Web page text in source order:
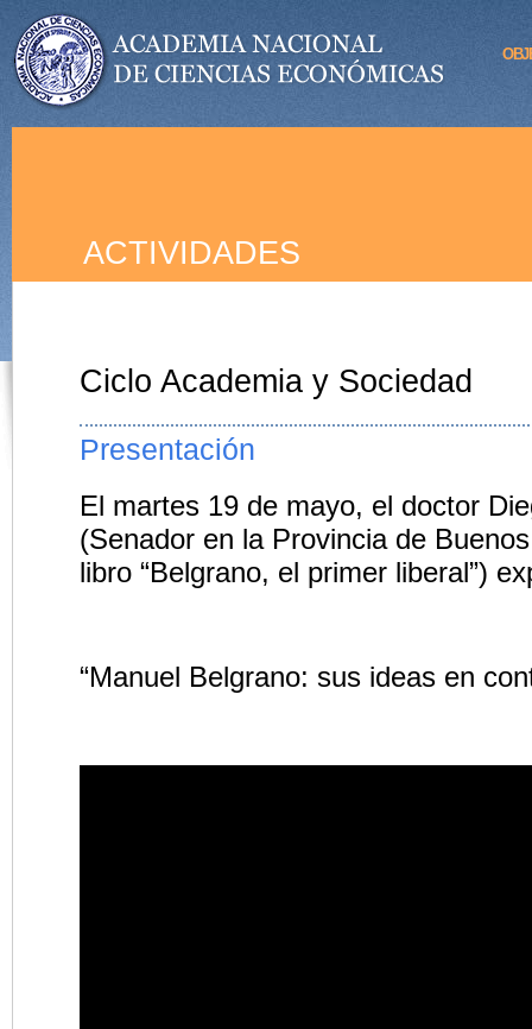
ACTIVIDADES
Ciclo Academia y Sociedad
Presentación
El martes 19 de mayo, el doctor
(Senador en la Provincia de
libro “Belgrano, el primer liberal”)
“Manuel Belgrano: sus ideas en